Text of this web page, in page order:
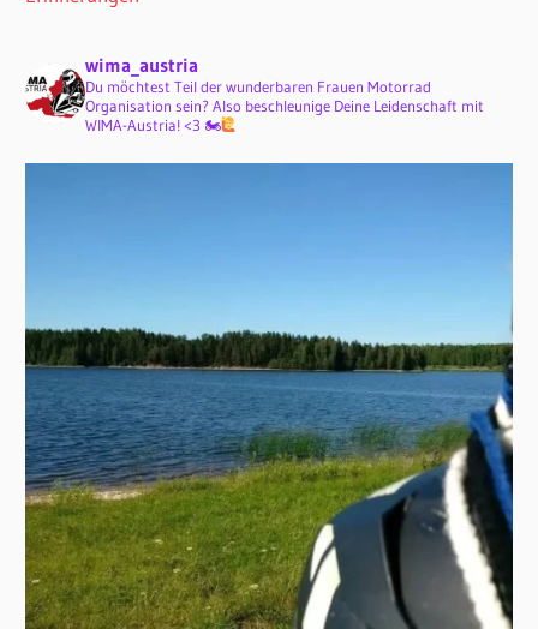
wima_austria
Du möchtest Teil der wunderbaren Frauen Motorrad
Organisation sein? Also beschleunige Deine Leidenschaft mit
WIMA-Austria! <3 🏍